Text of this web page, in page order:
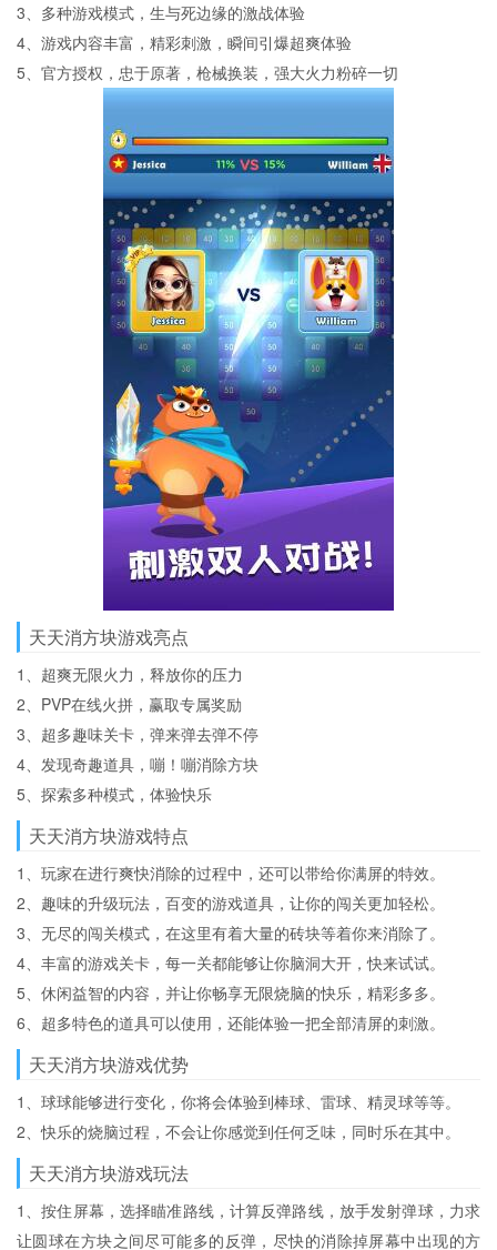
3、多种游戏模式，生与死边缘的激战体验
4、游戏内容丰富，精彩刺激，瞬间引爆超爽体验
5、官方授权，忠于原著，枪械换装，强大火力粉碎一切
天天消方块游戏亮点
1、超爽无限火力，释放你的压力
2、PVP在线火拼，赢取专属奖励
3、超多趣味关卡，弹来弹去弹不停
4、发现奇趣道具，嘣！嘣消除方块
5、探索多种模式，体验快乐
天天消方块游戏特点
1、玩家在进行爽快消除的过程中，还可以带给你满屏的特效。
2、趣味的升级玩法，百变的游戏道具，让你的闯关更加轻松。
3、无尽的闯关模式，在这里有着大量的砖块等着你来消除了。
4、丰富的游戏关卡，每一关都能够让你脑洞大开，快来试试。
5、休闲益智的内容，并让你畅享无限烧脑的快乐，精彩多多。
6、超多特色的道具可以使用，还能体验一把全部清屏的刺激。
天天消方块游戏优势
1、球球能够进行变化，你将会体验到棒球、雷球、精灵球等等。
2、快乐的烧脑过程，不会让你感觉到任何乏味，同时乐在其中。
天天消方块游戏玩法
1、按住屏幕，选择瞄准路线，计算反弹路线，放手发射弹球，力求
让圆球在方块之间尽可能多的反弹，尽快的消除掉屏幕中出现的方